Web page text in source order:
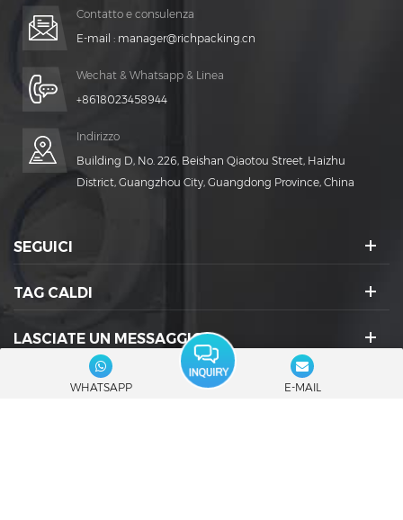
Contatto e consulenza
E-mail : manager@richpacking.cn
Wechat & Whatsapp & Linea
+8618023458944
Indirizzo
Building D, No. 226, Beishan Qiaotou Street, Haizhu
District, Guangzhou City, Guangdong Province, China
SEGUICI
TAG CALDI
LASCIATE UN MESSAGGIO
ICONE SOCIALI :
WHATSAPP E-MAIL